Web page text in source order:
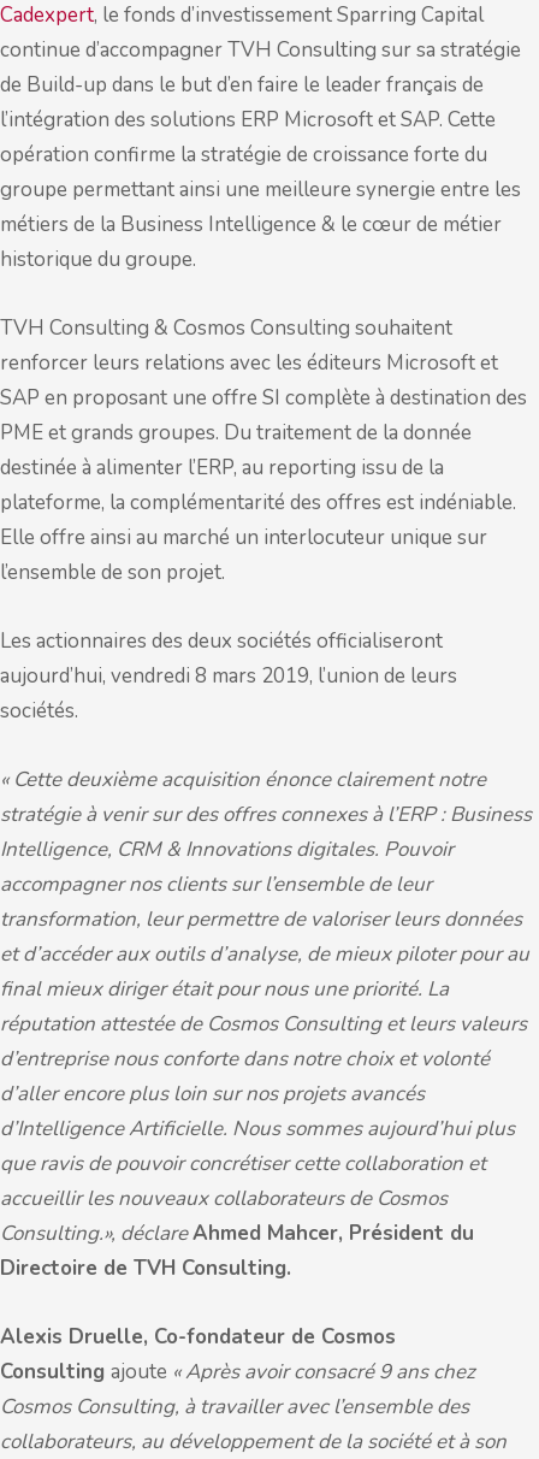
Cadexpert, le fonds d’investissement Sparring Capital
continue d’accompagner TVH Consulting sur sa stratégie
de Build-up dans le but d’en faire le leader français de
l’intégration des solutions ERP Microsoft et SAP. Cette
opération confirme la stratégie de croissance forte du
groupe permettant ainsi une meilleure synergie entre les
métiers de la Business Intelligence & le cœur de métier
historique du groupe.
TVH Consulting & Cosmos Consulting souhaitent
renforcer leurs relations avec les éditeurs Microsoft et
SAP en proposant une offre SI complète à destination des
PME et grands groupes. Du traitement de la donnée
destinée à alimenter l’ERP, au reporting issu de la
plateforme, la complémentarité des offres est indéniable.
Elle offre ainsi au marché un interlocuteur unique sur
l’ensemble de son projet.
Les actionnaires des deux sociétés officialiseront
aujourd’hui, vendredi 8 mars 2019, l’union de leurs
sociétés.
« Cette deuxième acquisition énonce clairement notre
stratégie à venir sur des offres connexes à l’ERP : Business
Intelligence, CRM & Innovations digitales. Pouvoir
accompagner nos clients sur l’ensemble de leur
transformation, leur permettre de valoriser leurs données
et d’accéder aux outils d’analyse, de mieux piloter pour au
final mieux diriger était pour nous une priorité. La
réputation attestée de Cosmos Consulting et leurs valeurs
d’entreprise nous conforte dans notre choix et volonté
d’aller encore plus loin sur nos projets avancés
d’Intelligence Artificielle. Nous sommes aujourd’hui plus
que ravis de pouvoir concrétiser cette collaboration et
accueillir les nouveaux collaborateurs de Cosmos
Consulting.», déclareAhmed Mahcer, Président du
Directoire de TVH Consulting.
Alexis Druelle, Co-fondateur de Cosmos
Consulting ajoute « Après avoir consacré 9 ans chez
Cosmos Consulting, à travailler avec l’ensemble des
collaborateurs, au développement de la société et à son